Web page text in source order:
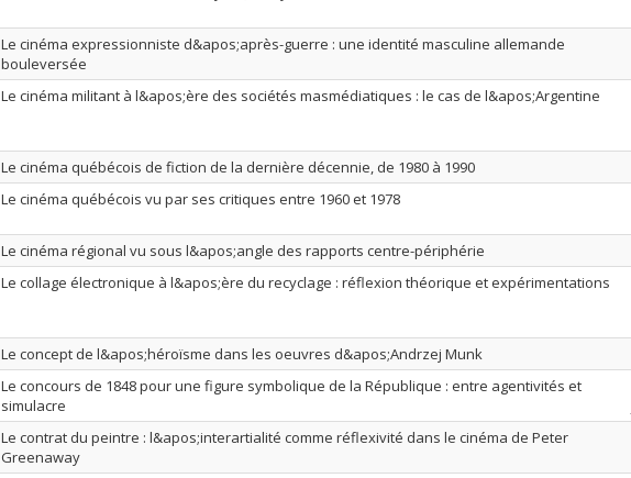
Le cinéma expressionniste d&apos;après-guerre : une identité masculine allemande
bouleversée
Le cinéma militant à l&apos;ère des sociétés masmédiatiques : le cas de l&apos;Argentine
Le cinéma québécois de fiction de la dernière décennie, de 1980 à 1990
Le cinéma québécois vu par ses critiques entre 1960 et 1978
Le cinéma régional vu sous l&apos;angle des rapports centre-périphérie
Le collage électronique à l&apos;ère du recyclage : réflexion théorique et expérimentations
Le concept de l&apos;héroïsme dans les oeuvres d&apos;Andrzej Munk
Le concours de 1848 pour une figure symbolique de la République : entre agentivités et
simulacre
Le contrat du peintre : l&apos;interartialité comme réflexivité dans le cinéma de Peter
Greenaway